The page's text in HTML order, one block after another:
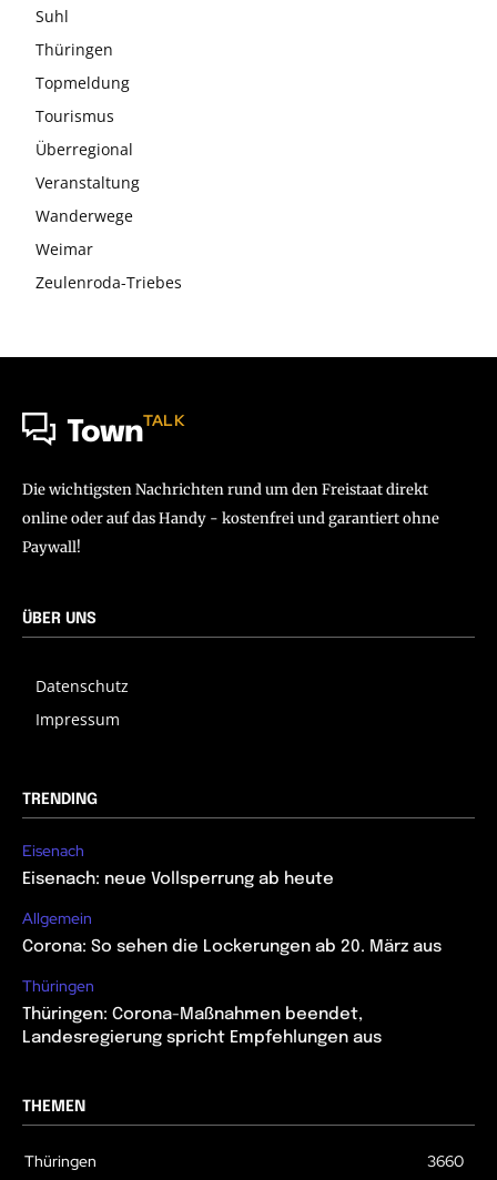
Suhl
Thüringen
Topmeldung
Tourismus
Überregional
Veranstaltung
Wanderwege
Weimar
Zeulenroda-Triebes
TownTALK
Die wichtigsten Nachrichten rund um den Freistaat direkt
online oder auf das Handy - kostenfrei und garantiert ohne
Paywall!
ÜBER UNS
Datenschutz
Impressum
TRENDING
Eisenach
Eisenach: neue Vollsperrung ab heute
Allgemein
Corona: So sehen die Lockerungen ab 20. März aus
Thüringen
Thüringen: Corona-Maßnahmen beendet,
Landesregierung spricht Empfehlungen aus
THEMEN
Thüringen 3660